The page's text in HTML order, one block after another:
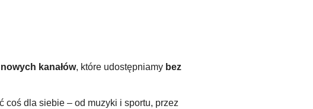
nowych kanałów, które udostępniamy bez
coś dla siebie – od muzyki i sportu, przez